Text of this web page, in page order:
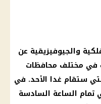
والجيوفيزيقية عن
في مختلف محافظات
ستقام غدا الأحد. في
تمام الساعة السادسة